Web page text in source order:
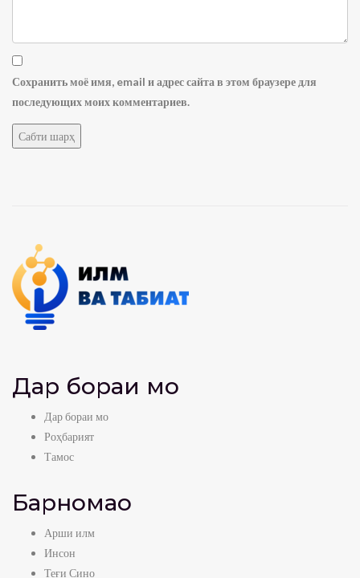
Сохранить моё имя, email и адрес сайта в этом браузере для
последующих моих комментариев.
Дар бораи мо
Дар бораи мо
Роҳбарият
Тамос
Барномаҳо
Арши илм
Инсон
Теғи Сино